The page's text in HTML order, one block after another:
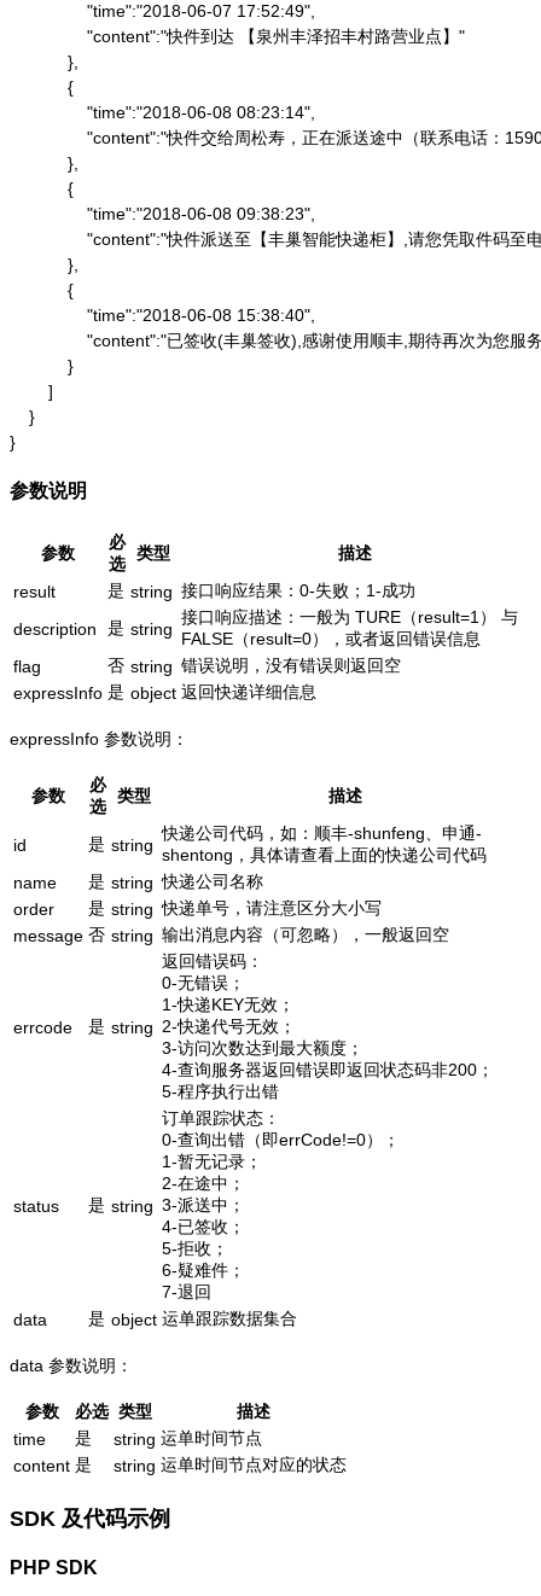
                "time":"2018-06-07 17:52:49",
                "content":"快件到达 【泉州丰泽招丰村路营业点】"
            },
            {
                "time":"2018-06-08 08:23:14",
"content":"快件交给周松寿，正在派送途中（联系电话：
            },
            {
                "time":"2018-06-08 09:38:23",
"content":"快件派送至【丰巢智能快递柜】,请您凭取件
            },
            {
                "time":"2018-06-08 15:38:40",
"content":"已签收(丰巢签收),感谢使用顺丰,期待再次为您服
            }
        ]
    }
}
参数说明
参数
必
选
类型
描述
result
是 string 接口响应结果：0-失败；1-成功
description
是 string
接口响应描述：一般为 TURE（result=1） 与
FALSE（result=0），或者返回错误信息
flag
否 string 错误说明，没有错误则返回空
expressInfo 是 object 返回快递详细信息
expressInfo 参数说明：
参数
必
选
类型 描述
id 是 string
快递公司代码，如：顺丰-shunfeng、申通-
shentong，具体请查看上面的快递公司代码
name
是 string 快递公司名称
order
是 string 快递单号，请注意区分大小写
message 否 string 输出消息内容（可忽略），一般返回空
errcode 是 string
返回错误码：
0-无错误；
1-快递KEY无效；
2-快递代号无效；
3-访问次数达到最大额度；
4-查询服务器返回错误即返回状态码非200；
5-程序执行出错
status 是 string
订单跟踪状态：
0-查询出错（即errCode!=0）；
1-暂无记录；
2-在途中；
3-派送中；
4-已签收；
5-拒收；
6-疑难件；
7-退回
data
是 object 运单跟踪数据集合
data 参数说明：
参数 必选 类型
描述
time
是 string 运单时间节点
content 是 string 运单时间节点对应的状态
SDK 及代码示例
PHP SDK